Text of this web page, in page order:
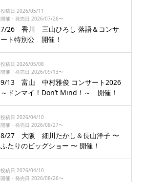
投稿日 2026/05/11
開催・発売日 2026/07/26〜
7/26 香川 三山ひろし 落語＆コンサ
ート特別公 開催！
投稿日 2026/05/08
開催・発売日 2026/09/13〜
9/13 富山 中村雅俊 コンサート2026
～ドンマイ！Don’t Mind！～ 開催！
投稿日 2026/04/10
開催・発売日 2026/08/27〜
8/27 大阪 細川たかし＆長山洋子 〜
ふたりのビッグショー 〜 開催！
投稿日 2026/04/10
開催・発売日 2026/08/26〜